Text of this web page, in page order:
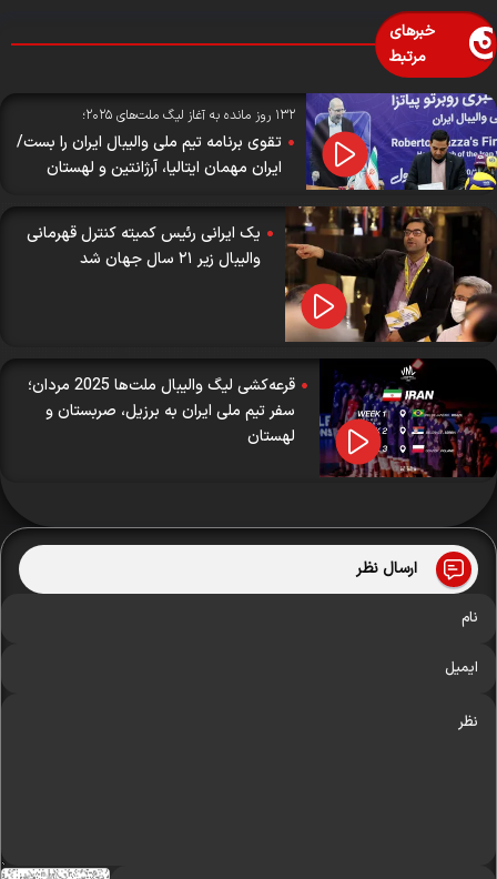
خبرهای
مرتبط
۱۳۲ روز مانده به آغاز لیگ ملت‌های ۲۰۲۵؛
تقوی برنامه تیم ملی والیبال ایران را بست/
ایران مهمان ایتالیا، آرژانتین و لهستان
یک ایرانی رئیس کمیته کنترل قهرمانی
والیبال زیر ۲۱ سال جهان شد
قرعه‌کشی لیگ والیبال ملت‌ها 2025 مردان؛
سفر تیم ملی ایران به برزیل، صربستان و
لهستان
ارسال نظر